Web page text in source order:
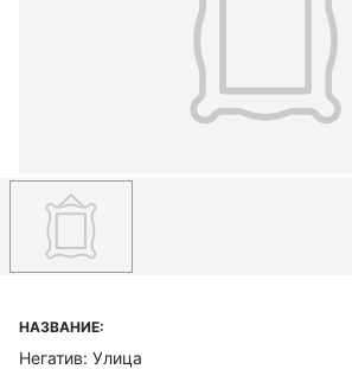
НАЗВАНИЕ:
Негатив: Улица